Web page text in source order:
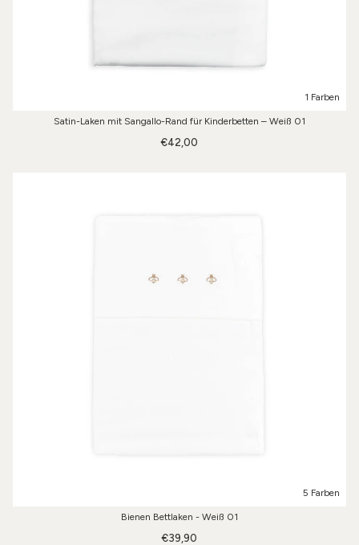
1 Farben
Satin-Laken mit Sangallo-Rand für Kinderbetten – Weiß 01
€42,00
5 Farben
Bienen Bettlaken - Weiß 01
€39,90